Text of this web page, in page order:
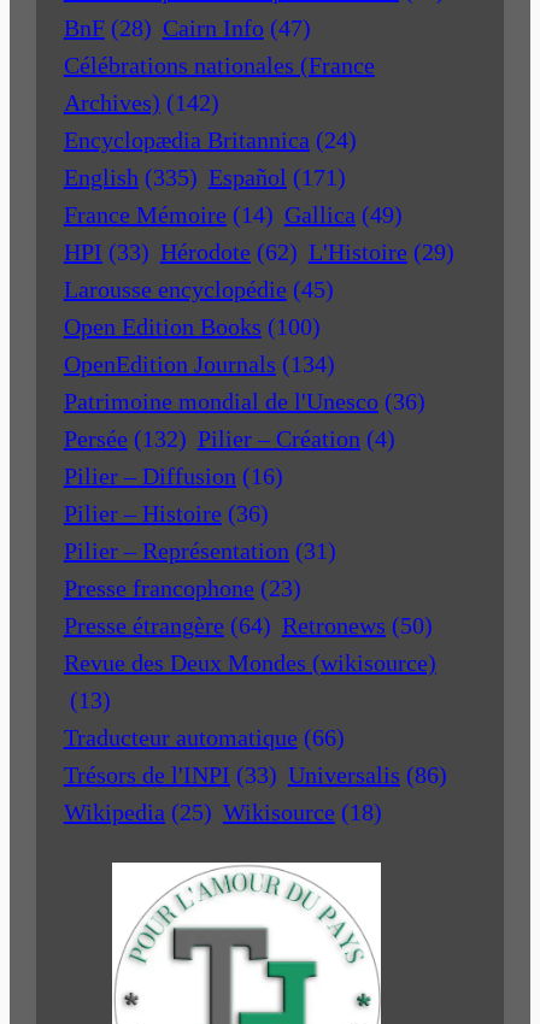
BnF (28) Cairn Info (47)
Célébrations nationales (France
Archives) (142)
Encyclopædia Britannica (24)
English (335) Español (171)
France Mémoire (14) Gallica (49)
HPI (33) Hérodote (62) L'Histoire (29)
Larousse encyclopédie (45)
Open Edition Books (100)
OpenEdition Journals (134)
Patrimoine mondial de l'Unesco (36)
Persée (132) Pilier – Création (4)
Pilier – Diffusion (16)
Pilier – Histoire (36)
Pilier – Représentation (31)
Presse francophone (23)
Presse étrangère (64) Retronews (50)
Revue des Deux Mondes (wikisource)
(13)
Traducteur automatique (66)
Trésors de l'INPI (33) Universalis (86)
Wikipedia (25) Wikisource (18)